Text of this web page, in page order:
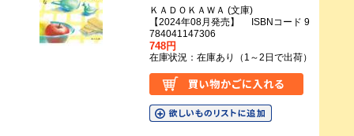
ＫＡＤＯＫＡＷＡ (文庫)
【2024年08月発売】 ISBNコード 9
784041147306
748円
在庫状況：在庫あり（1～2日で出荷）